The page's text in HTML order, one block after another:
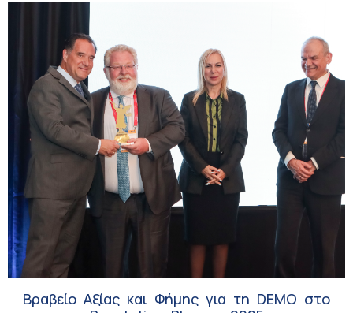
Βραβείο Αξίας και Φήμης για τη DEMO στο